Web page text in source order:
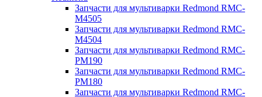
Запчасти для мультиварки Redmond RMC-
M4505
Запчасти для мультиварки Redmond RMC-
M4504
Запчасти для мультиварки Redmond RMC-
PM190
Запчасти для мультиварки Redmond RMC-
PM180
Запчасти для мультиварки Redmond RMC-